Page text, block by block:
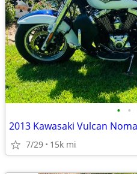
• •
2013 Kawasaki Vulcan
7/29 15k mi